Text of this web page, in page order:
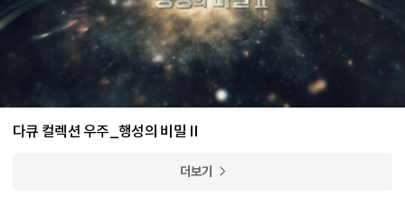
다큐 컬렉션 우주_행성의 비밀Ⅱ
더보기